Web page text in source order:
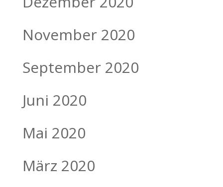
November 2020
September 2020
Juni 2020
Mai 2020
März 2020